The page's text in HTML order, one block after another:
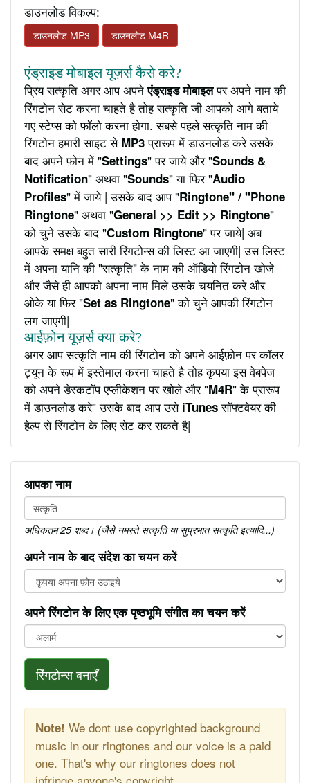
डाउनलोड विकल्प:
डाउनलोड MP3 डाउनलोड M4R
एंड्राइड मोबाइल यूज़र्स कैसे करे?
प्रिय सत्कृति अगर आप अपनेएंड्राइड मोबाइलपर अपने नाम की
रिंगटोन सेट करना चाहते है तोह सत्कृति जी आपको आगे बताये
गए स्टेप्स को फॉलो करना होगा. सबसे पहले सत्कृति नाम की
रिंगटोन हमारी साइट से MP3प्रारूप में डाउनलोड करे उसके
बाद अपने फ़ोन में "Settings" पर जाये और "Sounds &
Notification" अथवा "Sounds" या फिर "Audio
Profiles" में जाये | उसके बाद आप "Ringtone" / "Phone
Ringtone" अथवा "General >> Edit >> Ringtone"
को चुने उसके बाद "Custom Ringtone" पर जाये| अब
आपके समक्ष बहुत सारी रिंगटोन्स की लिस्ट आ जाएगी| उस लिस्ट
में अपना यानि की "सत्कृति" के नाम की ऑडियो रिंगटोन खोजे
और जैसे ही आपको अपना नाम मिले उसके चयनित करे और
ओके या फिर "Set as Ringtone" को चुने आपकी रिंगटोन
लग जाएगी|
आईफ़ोन यूज़र्स क्या करे?
अगर आप सत्कृति नाम की रिंगटोन को अपने आईफ़ोन पर कॉलर
ट्यून के रूप में इस्तेमाल करना चाहते है तोह कृपया इस वेबपेज
को अपने डेस्कटॉप एप्लीकेशन पर खोले और "M4R" के प्रारूप
में डाउनलोड करे" उसके बाद आप उसे iTunesसॉफ्टवेयर की
हेल्प से रिंगटोन के लिए सेट कर सकते है|
आपका नाम
अधिकतम 25 शब्द। (जैसे नमस्ते सत्कृति या सुप्रभात सत्कृति इत्यादि...)
अपने नाम के बाद संदेश का चयन करें
अपने रिंगटोन के लिए एक पृष्ठभूमि संगीत का चयन करें
रिंगटोन्स बनाएँ
Note! We dont use copyrighted background
music in our ringtones and our voice is a paid
one. That's why our ringtones does not
infringe anyone's copyright.